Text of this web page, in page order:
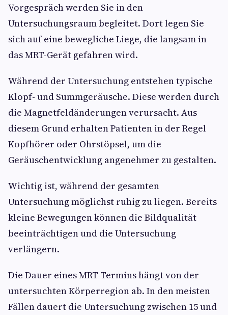
Vorgespräch werden Sie in den
Untersuchungsraum begleitet. Dort legen Sie
sich auf eine bewegliche Liege, die langsam in
das MRT-Gerät gefahren wird.
Während der Untersuchung entstehen typische
Klopf- und Summgeräusche. Diese werden durch
die Magnetfeldänderungen verursacht. Aus
diesem Grund erhalten Patienten in der Regel
Kopfhörer oder Ohrstöpsel, um die
Geräuschentwicklung angenehmer zu gestalten.
Wichtig ist, während der gesamten
Untersuchung möglichst ruhig zu liegen. Bereits
kleine Bewegungen können die Bildqualität
beeinträchtigen und die Untersuchung
verlängern.
Die Dauer eines MRT-Termins hängt von der
untersuchten Körperregion ab. In den meisten
Fällen dauert die Untersuchung zwischen 15 und